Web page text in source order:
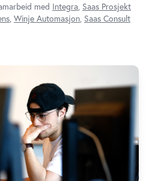
med Integra, Saas Prosjekt
, Winje Automasjon, Saas Consult